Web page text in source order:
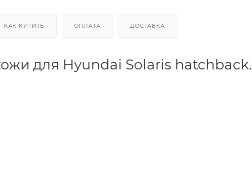
КАК КУПИТЬ ОПЛАТА ДОСТАВКА
для Hyundai Solaris hatchback.